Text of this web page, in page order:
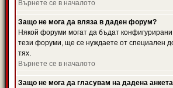
Върнете се в началото
Защо не мога да вляза в даден форум?
Някой форуми могат да бъдат
тези форуми, ще се нуждаете от специален
тях.
Върнете се в началото
Защо не мога да гласувам на дадена